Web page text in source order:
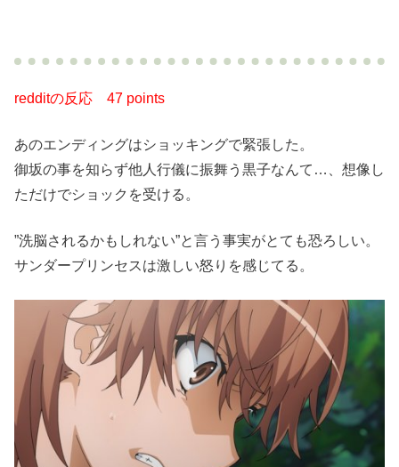
redditの反応 47 points
あのエンディングはショッキングで緊張した。
御坂の事を知らず他人行儀に振舞う黒子なんて…、想像し
ただけでショックを受ける。
”洗脳されるかもしれない”と言う事実がとても恐ろしい。
サンダープリンセスは激しい怒りを感じてる。